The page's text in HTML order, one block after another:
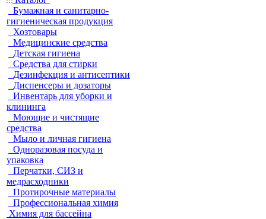
Бумажная и санитарно-
гигиеническая продукция
Хозтовары
Медицинские средства
Детская гигиена
Средства для стирки
Дезинфекция и антисептики
Диспенсеры и дозаторы
Инвентарь для уборки и
клининга
Моющие и чистящие
средства
Мыло и личная гигиена
Одноразовая посуда и
упаковка
Перчатки, СИЗ и
медрасходники
Протирочные материалы
Профессиональная химия
Химия для бассейна